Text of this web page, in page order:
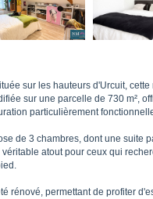
sur les hauteurs d'Urcuit,
sur une parcelle de 730 m²,
particulièrement
de 3 chambres, dont une suite
atout pour ceux qui
rénové, permettant de profiter